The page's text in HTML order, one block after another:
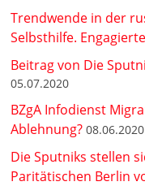
Trendwende in der
Selbsthilfe.
Beitrag von Die
05.07.2020
BZgA Infodienst
Ablehnung? 08.06.2020
Die Sputniks stellen
Paritätischen Berlin